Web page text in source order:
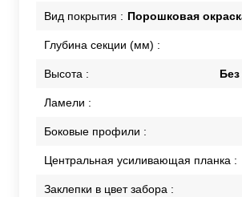
Вид покрытия : Порошковая
Глубина секции (мм) :
Высота :
Ламели :
Боковые профили :
Центральная усиливающая планка :
Заклепки в цвет забора :